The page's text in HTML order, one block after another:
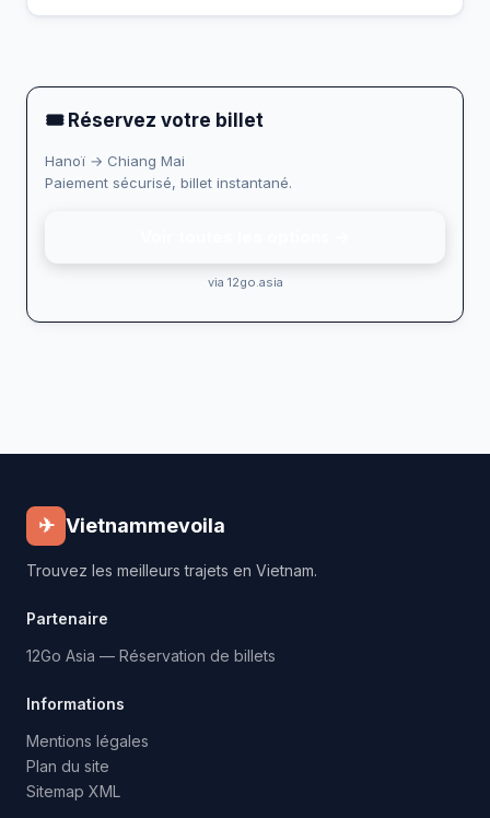
🎟 Réservez votre billet
Hanoï → Chiang Mai
Paiement sécurisé, billet instantané.
via 12go.asia
✈ Vietnammevoila
Trouvez les meilleurs trajets en Vietnam.
Partenaire
12Go Asia — Réservation de billets
Informations
Mentions légales
Plan du site
Sitemap XML